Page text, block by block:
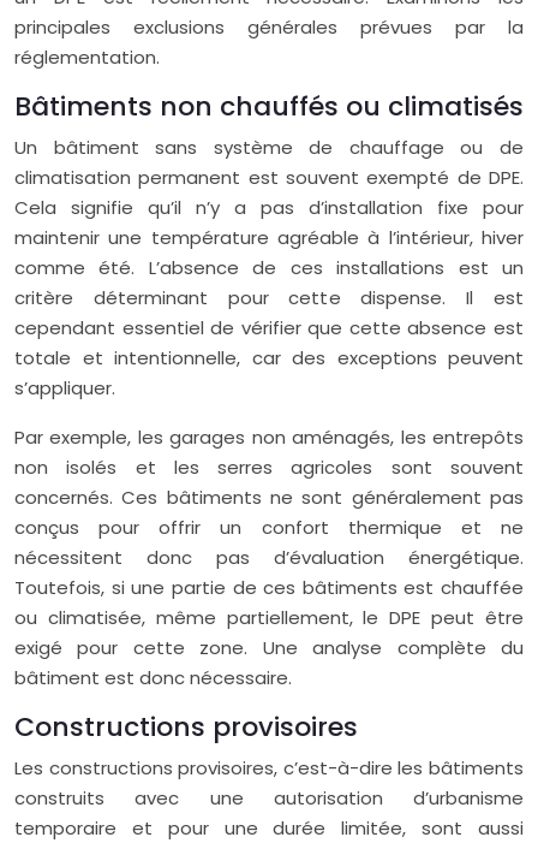
principales exclusions générales prévues par la
réglementation.
Bâtiments non chauffés ou climatisés
Un bâtiment sans système de chauffage ou de
climatisation permanent est souvent exempté de DPE.
Cela signifie qu’il n’y a pas d’installation fixe pour
maintenir une température agréable à l’intérieur, hiver
comme été. L’absence de ces installations est un
critère déterminant pour cette dispense. Il est
cependant essentiel de vérifier que cette absence est
totale et intentionnelle, car des exceptions peuvent
s’appliquer.
Par exemple, les garages non aménagés, les entrepôts
non isolés et les serres agricoles sont souvent
concernés. Ces bâtiments ne sont généralement pas
conçus pour offrir un confort thermique et ne
nécessitent donc pas d’évaluation énergétique.
Toutefois, si une partie de ces bâtiments est chauffée
ou climatisée, même partiellement, le DPE peut être
exigé pour cette zone. Une analyse complète du
bâtiment est donc nécessaire.
Constructions provisoires
Les constructions provisoires, c’est-à-dire les bâtiments
construits avec une autorisation d’urbanisme
temporaire et pour une durée limitée, sont aussi